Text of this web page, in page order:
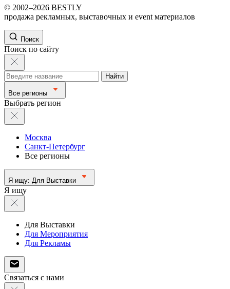
© 2002–2026 BESTLY
продажа рекламных, выставочных и event материалов
Поиск
Поиск по сайту
Найти
Все регионы
Выбрать регион
Москва
Санкт-Петербург
Все регионы
Я ищу: Для Выставки
Я ищу
Для Выставки
Для Мероприятия
Для Рекламы
Связаться с нами